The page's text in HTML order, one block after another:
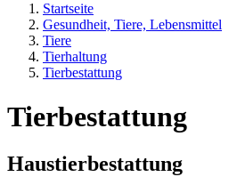
Startseite
Gesundheit, Tiere, Lebensmittel
Tiere
Tierhaltung
Tierbestattung
Tierbestattung
Haustierbestattung